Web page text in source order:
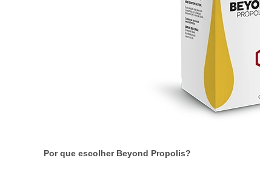
Por que escolher Beyond Propolis?